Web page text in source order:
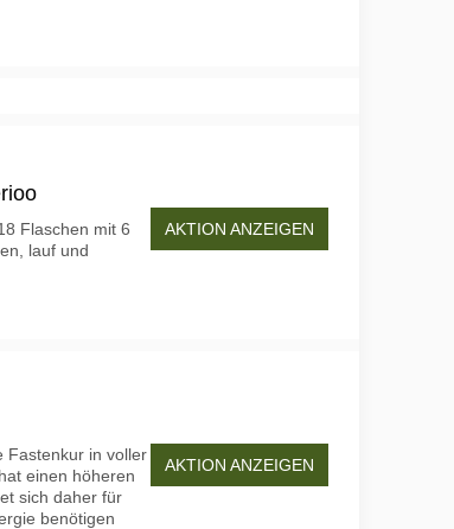
Flaschen mit 6
lauf und
AKTION ANZEIGEN
Fastenkur in voller
einen höheren
sich daher für
benötigen
AKTION ANZEIGEN